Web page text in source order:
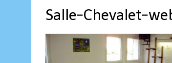
Salle-Chevalet-